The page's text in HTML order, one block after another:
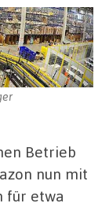
Betrieb
nun mit
für etwa